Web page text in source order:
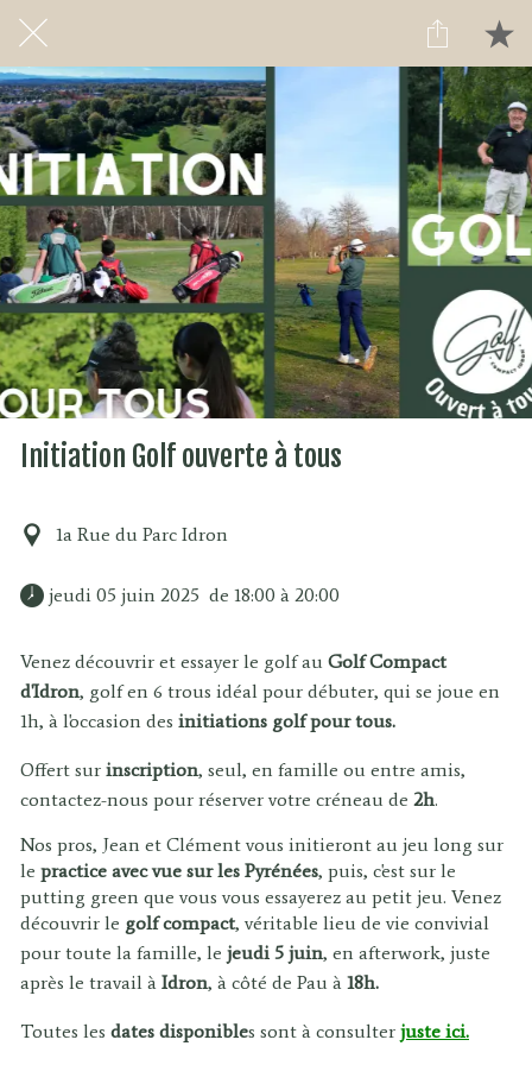
Initiation Golf ouverte à tous
1a Rue du Parc Idron
jeudi 05 juin 2025  de 18:00 à 20:00
Venez découvrir et essayer le golf au Golf Compact
d'Idron, golf en 6 trous idéal pour débuter, qui se joue en
1h, à l'occasion des initiations golf pour tous.
Offert sur inscription, seul, en famille ou entre amis,
contactez-nous pour réserver votre créneau de 2h.
Nos pros, Jean et Clément vous initieront au jeu long sur
le practice avec vue sur les Pyrénées, puis, c'est sur le
putting green que vous vous essayerez au petit jeu. Venez
découvrir le golf compact, véritable lieu de vie convivial
pour toute la famille, le jeudi 5 juin, en afterwork, juste
après le travail à Idron, à côté de Pau à 18h.
Toutes les dates disponibles sont à consulter juste ici.